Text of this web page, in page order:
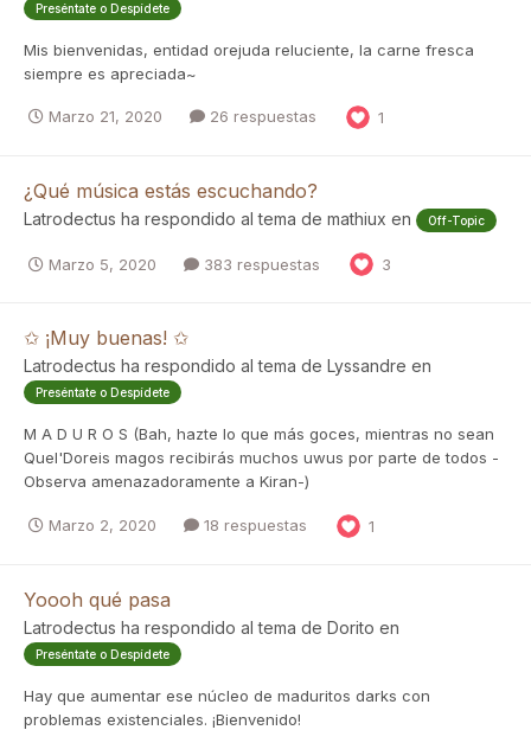
Preséntate o Despídete
Mis bienvenidas, entidad orejuda reluciente, la carne fresca
siempre es apreciada~
Marzo 21, 2020 26 respuestas 1
¿Qué música estás escuchando?
Latrodectus ha respondido al tema de mathiux en Off-Topic
Marzo 5, 2020 383 respuestas 3
✩ ¡Muy buenas! ✩
Latrodectus ha respondido al tema de Lyssandre en
Preséntate o Despídete
M A D U R O S (Bah, hazte lo que más goces, mientras no sean
Quel'Doreis magos recibirás muchos uwus por parte de todos -
Observa amenazadoramente a Kiran-)
Marzo 2, 2020 18 respuestas 1
Yoooh qué pasa
Latrodectus ha respondido al tema de Dorito en
Preséntate o Despídete
Hay que aumentar ese núcleo de maduritos darks con
problemas existenciales. ¡Bienvenido!